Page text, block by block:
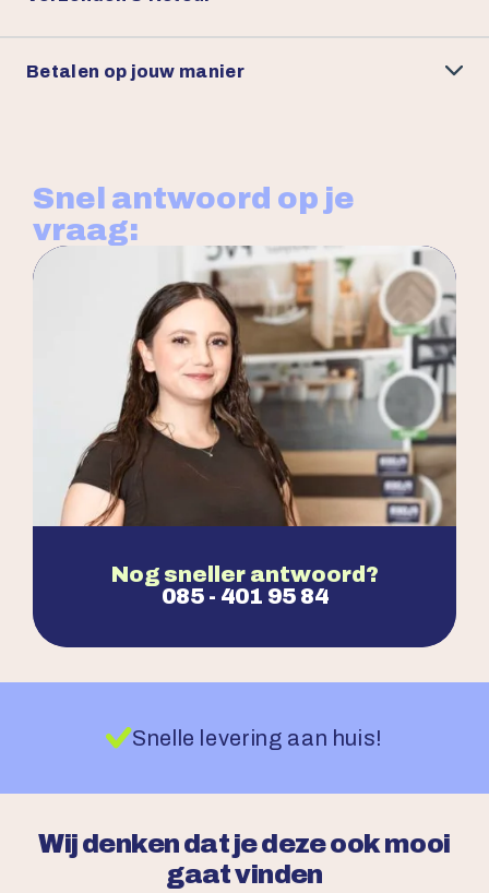
Betalen op jouw manier
Snel antwoord op je
vraag:
Nog sneller antwoord?
085 - 401 95 84
Snelle levering aan huis!
Wij denken dat je deze ook mooi
gaat vinden